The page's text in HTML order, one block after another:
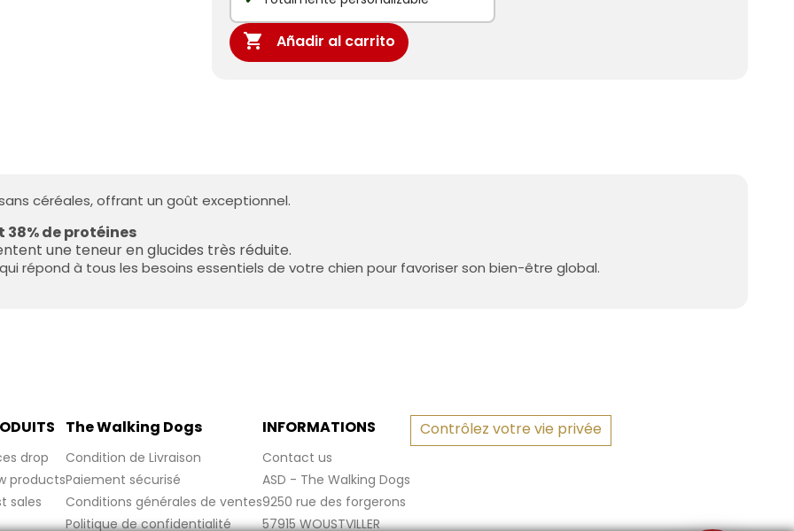
 Añadir al carrito
céréales, offrant un goût exceptionnel.
de protéines
une teneur en glucides très réduite.
répond à tous les besoins essentiels de votre chien pour favoriser son bien-être global.
drop
products
sales
The Walking Dogs
Condition de Livraison
Paiement sécurisé
Conditions générales de ventes
Politique de confidentialité
INFORMATIONS
Contact us
ASD - The Walking Dogs
9250 rue des forgerons
57915 WOUSTVILLER
Contrôlez votre vie privée